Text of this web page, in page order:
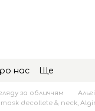
нас Ще
за обличчям
decollete & neck,